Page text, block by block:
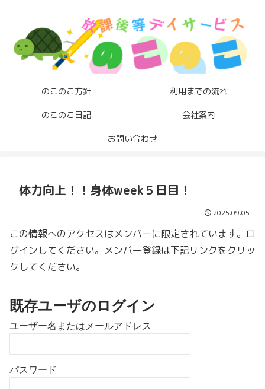
のこのこ方針 利用までの流れ
のこのこ日記 会社案内
お問い合わせ
体力向上！！身体week５日目！
2025.09.05
この情報へのアクセスはメンバーに限定されています。ロ
グインしてください。メンバー登録は下記リンクをクリッ
クしてください。
既存ユーザのログイン
ユーザー名またはメールアドレス
パスワード